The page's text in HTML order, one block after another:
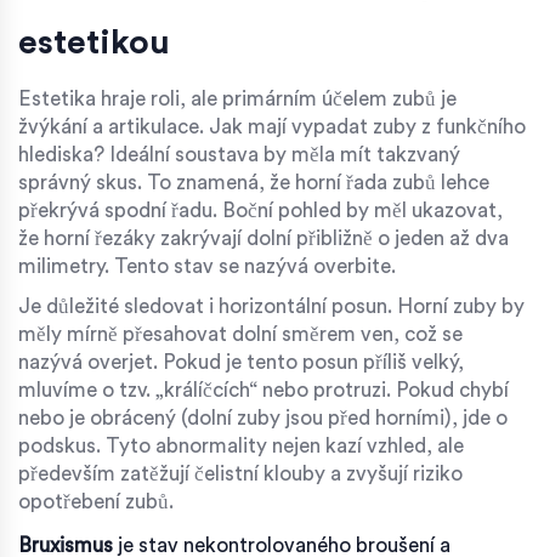
estetikou
Estetika hraje roli, ale primárním účelem zubů je
žvýkání a artikulace. Jak mají vypadat zuby z funkčního
hlediska? Ideální soustava by měla mít takzvaný
správný skus. To znamená, že horní řada zubů lehce
překrývá spodní řadu. Boční pohled by měl ukazovat,
že horní řezáky zakrývají dolní přibližně o jeden až dva
milimetry. Tento stav se nazývá overbite.
Je důležité sledovat i horizontální posun. Horní zuby by
měly mírně přesahovat dolní směrem ven, což se
nazývá overjet. Pokud je tento posun příliš velký,
mluvíme o tzv. „králíčcích“ nebo protruzi. Pokud chybí
nebo je obrácený (dolní zuby jsou před horními), jde o
podskus. Tyto abnormality nejen kazí vzhled, ale
především zatěžují čelistní klouby a zvyšují riziko
opotřebení zubů.
Bruxismus je stav nekontrolovaného broušení a